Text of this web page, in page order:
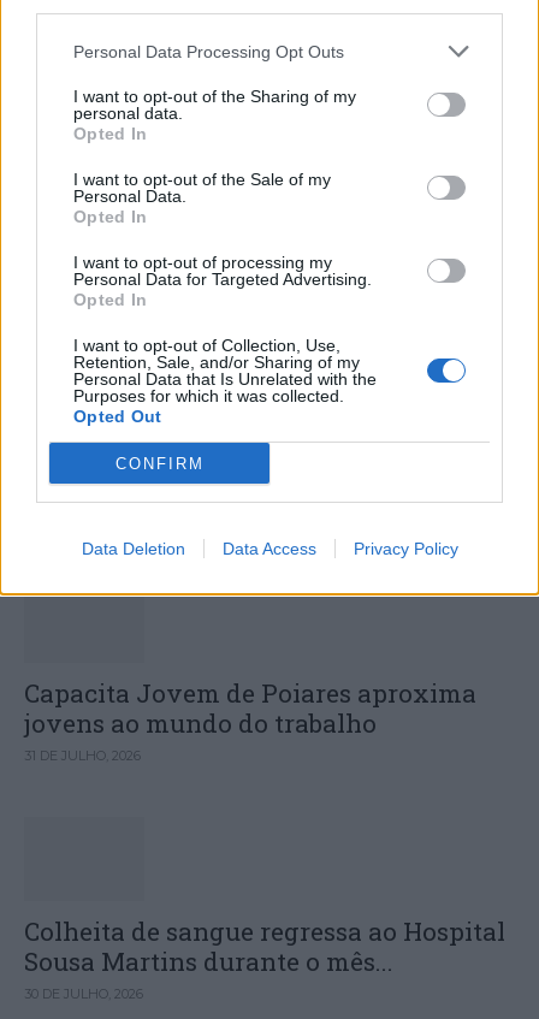
Personal Data Processing Opt Outs
I want to opt-out of the Sharing of my
personal data.
Opted In
I want to opt-out of the Sale of my
Personal Data.
Opted In
I want to opt-out of processing my
Personal Data for Targeted Advertising.
Opted In
I want to opt-out of Collection, Use,
Retention, Sale, and/or Sharing of my
Personal Data that Is Unrelated with the
Purposes for which it was collected.
Opted Out
CONFIRM
Data Deletion Data Access Privacy Policy
Colheita de sangue regressa ao
Hospital Sousa Martins durante o mês
de agosto
DESTAQUES
Deputados do PSD saúdam Banda
Sinfónica da ARMAB pelo 1º lugar...
Capacita Jovem de Poiares aproxima
jovens ao mundo do trabalho
31 DE JULHO, 2026
Colheita de sangue regressa ao Hospital
Sousa Martins durante o mês...
30 DE JULHO, 2026